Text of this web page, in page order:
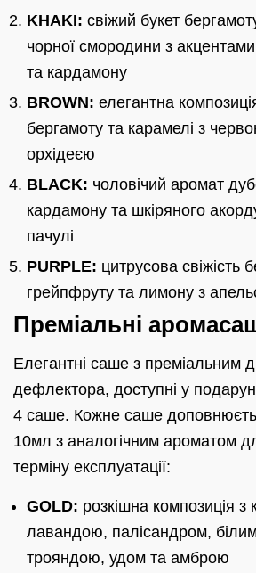
KHAKI: свіжий букет
чорної смородини з
та кардамону
BROWN: елегантна
бергамоту та карамелі з
орхідеєю
BLACK: чоловічий аромат
кардамону та шкіряного
пачулі
PURPLE: цитрусова свіжість
грейпфруту та лимону з
Преміальні
Елегантні саше з преміальним
дефлектора, доступні у
4 саше. Кожне саше
10мл з аналогічним ароматом
терміну експлуатації:
GOLD: розкішна композиція з
лавандою, палісандром,
трояндою, удом та амброю